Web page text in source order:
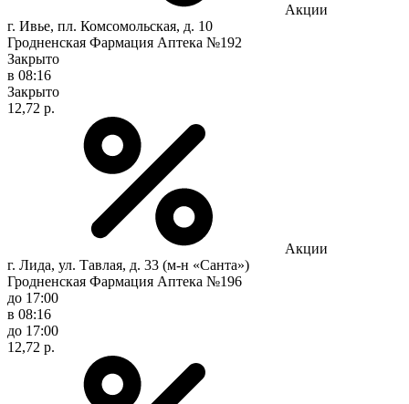
Акции
г. Ивье, пл. Комсомольская, д. 10
Гродненская Фармация Аптека №192
Закрыто
в 08:16
Закрыто
12,72 р.
Акции
г. Лида, ул. Тавлая, д. 33 (м-н «Санта»)
Гродненская Фармация Аптека №196
до 17:00
в 08:16
до 17:00
12,72 р.